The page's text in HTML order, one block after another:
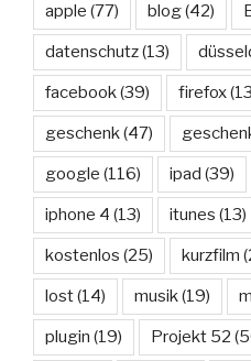
apple (77) blog(42)
datenschutz(13)
facebook(39) firefox
geschenk(47)
google (116) ipad (39)
iphone 4 (13) itunes (13)
kostenlos (25) kurzfilm
lost(14) musik(19)
plugin (19) Projekt 52